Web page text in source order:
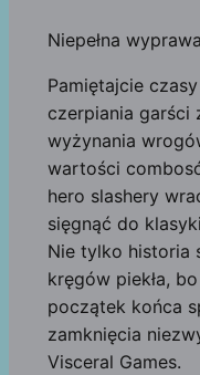
Niepełna
Pamiętajcie
czerpiania garści
wyżynania
wartości
hero slashery
sięgnąć do
Nie tylko historia
kręgów piekła,
początek końca
zamknięcia
Visceral Games.